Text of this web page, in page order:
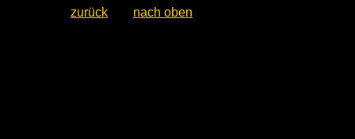
zurück nach oben